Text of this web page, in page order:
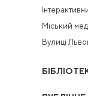
Міський
Вулиці